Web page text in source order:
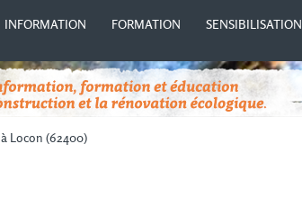
INFORMATION FORMATION SENSIBILISATION
Locon (62400)